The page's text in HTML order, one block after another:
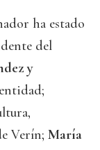
ha estado
del
y
Verín; María